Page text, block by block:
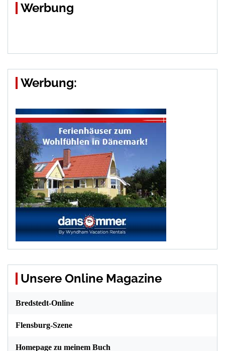
Werbung
Werbung:
Unsere Online Magazine
Bredstedt-Online
Flensburg-Szene
Homepage zu meinem Buch